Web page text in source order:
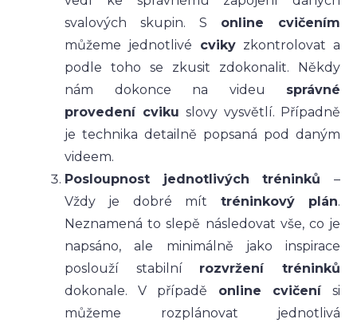
svalových skupin. S online cvičením
můžeme jednotlivé cvikyzkontrolovat a
podle toho se zkusit zdokonalit. Někdy
nám dokonce na videu správné
provedení cviku slovy vysvětlí. Případně
je technika detailně popsaná pod daným
videem.
Posloupnost jednotlivých tréninků –
Vždy je dobré mít tréninkový plán.
Neznamená to slepě následovat vše, co je
napsáno, ale minimálně jako inspirace
poslouží stabilní rozvržení tréninků
dokonale. V případě online cvičenísi
můžeme rozplánovat jednotlivá